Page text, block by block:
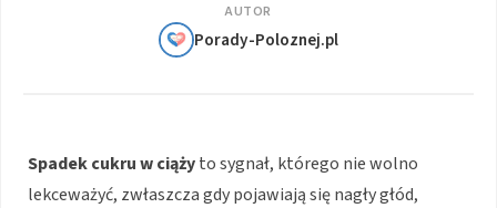
AUTOR
Porady-Poloznej.pl
Spadek cukru w ciążyto sygnał, którego nie wolno
lekceważyć, zwłaszcza gdy pojawiają się nagły głód,